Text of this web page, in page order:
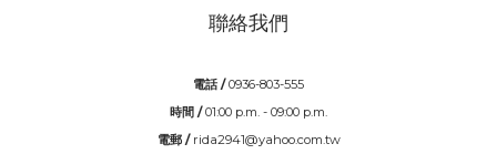
聯絡我們
電話 /0936-803-555
時間 /01:00 p.m. - 09:00 p.m.
電郵 / rida2941@yahoo.com.tw